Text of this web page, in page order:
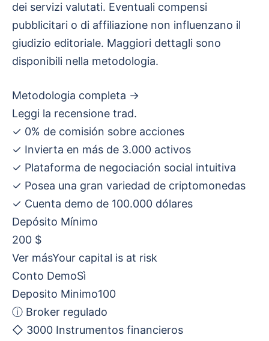
dei servizi valutati. Eventuali compensi
pubblicitari o di affiliazione non influenzano il
giudizio editoriale. Maggiori dettagli sono
disponibili nella metodologia.
Metodologia completa →
Leggi la recensione trad.
✓ 0% de comisión sobre acciones
✓ Invierta en más de 3.000 activos
✓ Plataforma de negociación social intuitiva
✓ Posea una gran variedad de criptomonedas
✓ Cuenta demo de 100.000 dólares
Depósito Mínimo
200 $
Ver másYour capital is at risk
Conto DemoSì
Deposito Minimo100
ⓘ Broker regulado
◇ 3000 Instrumentos financieros